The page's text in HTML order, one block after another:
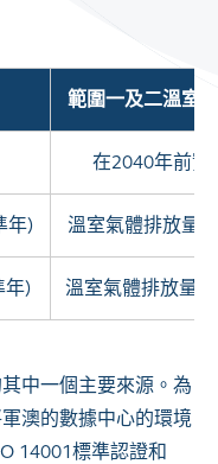
範圍一及二溫室
在2040年前實
年) 溫室氣體排放量
年) 溫室氣體排放量
中一個主要來源。為
澳的數據中心的環境
14001標準認證和